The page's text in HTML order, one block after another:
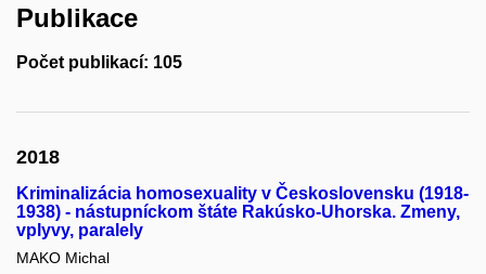
Publikace
Počet publikací: 105
2018
Kriminalizácia homosexuality v Československu (1918-
1938) - nástupníckom štáte Rakúsko-Uhorska. Zmeny,
vplyvy, paralely
MAKO Michal